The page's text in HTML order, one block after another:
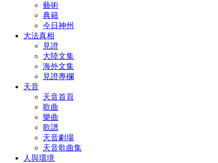
藝術
典籍
今日神州
大法真相
見證
大陸文集
海外文集
見證專欄
天音
天音首頁
歌曲
樂曲
歌譜
天音劇場
天音歌曲集
人與環境